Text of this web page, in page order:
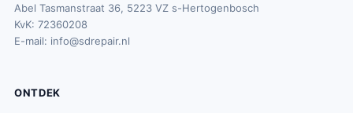
Abel Tasmanstraat 36, 5223 VZ s-Hertogenbosch
KvK: 72360208
E-mail: info@sdrepair.nl
ONTDEK